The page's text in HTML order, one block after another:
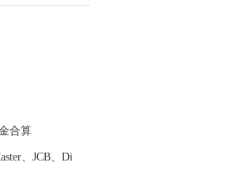
て、また、飯
やももなど果樹
お立ち寄りくだ
合算
、JCB、Di